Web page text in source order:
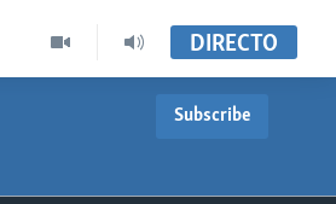
DIRECTO
Subscribe